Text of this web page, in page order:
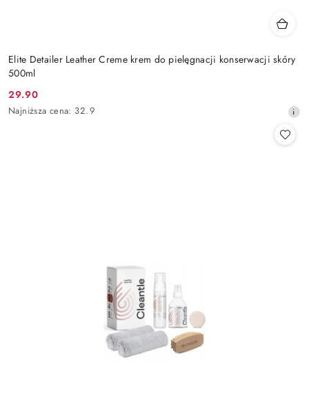
Elite Detailer Leather Creme krem do pielęgnacji konserwacji skóry
500ml
Cena
promocyjna:
29.90
Najniższa
Najniższa cena: 32.9